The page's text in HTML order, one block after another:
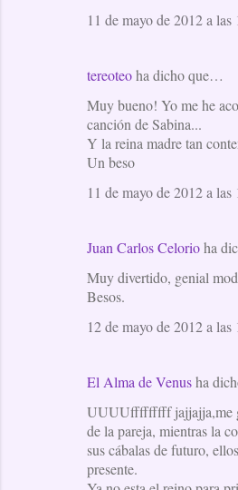
11 de mayo de 2012 a las
tereoteoha dicho que…
Muy bueno! Yo me he
canción de Sabina...
Y la reina madre tan
Un beso
11 de mayo de 2012 a las
Juan Carlos Celorioha
Muy divertido, genial
Besos.
12 de mayo de 2012 a las
El Alma de Venusha
UUUUfffffffff jajjajja,me
de la pareja, mientras la
sus cábalas de futuro,
presente.